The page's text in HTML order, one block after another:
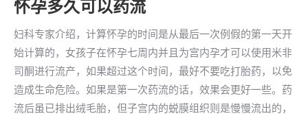
怀孕多久可以药流
妇科专家介绍，计算怀孕的时间是从最后一次例假的第一天开
始计算的，女孩子在怀孕七周内并且为宫内孕才可以使用米非
司酮进行流产，如果超过这个时间，最好不要吃打胎药，以免
造成生命危险。如果是第一次药流的话，效果会更好一些。药
流后虽已排出绒毛胎，但子宫内的蜕膜组织则是慢慢流出的，